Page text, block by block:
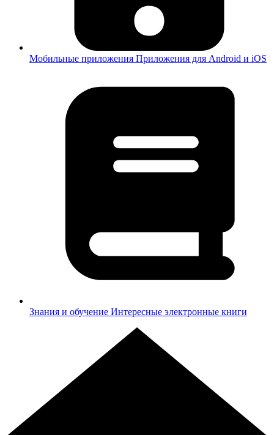
Мобильные приложения Приложения для Android и iOS
Знания и обучение Интересные электронные книги